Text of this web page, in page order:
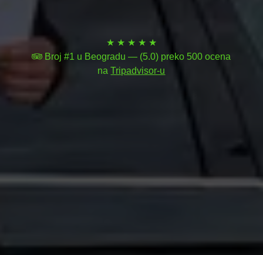
★ ★ ★ ★ ★
Broj #1 u Beogradu — (5.0) preko 500 ocena
naTripadvisor-u